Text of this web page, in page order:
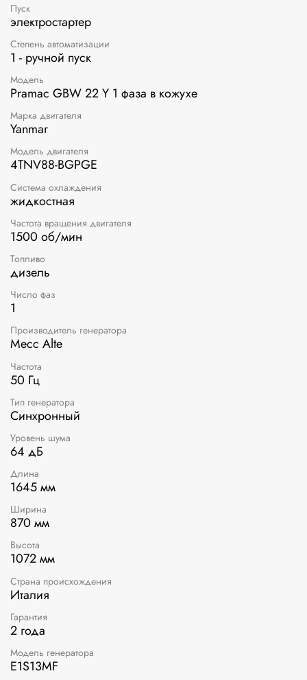
Пуск
электростартер
Степень автоматизации
1 - ручной пуск
Модель
Pramac GBW 22 Y 1 фаза в кожухе
Марка двигателя
Yanmar
Модель двигателя
4TNV88-BGPGE
Система охлаждения
жидкостная
Частота вращения двигателя
1500 об/мин
Топливо
дизель
Число фаз
1
Производитель генератора
Mecc Alte
Частота
50 Гц
Тип генератора
Синхронный
Уровень шума
64 дБ
Длина
1645 мм
Ширина
870 мм
Высота
1072 мм
Страна происхождения
Италия
Гарантия
2 года
Модель генератора
E1S13MF